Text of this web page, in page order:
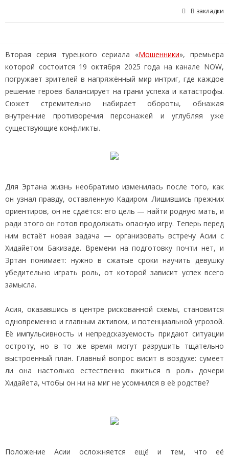
В закладки
Вторая серия турецкого сериала «Мошенники», премьера
которой состоится 19 октября 2025 года на канале NOW,
погружает зрителей в напряжённый мир интриг, где каждое
решение героев балансирует на грани успеха и катастрофы.
Сюжет стремительно набирает обороты, обнажая
внутренние противоречия персонажей и углубляя уже
существующие конфликты.
Для Эртана жизнь необратимо изменилась после того, как
он узнал правду, оставленную Кадиром. Лишившись прежних
ориентиров, он не сдаётся: его цель — найти родную мать, и
ради этого он готов продолжать опасную игру. Теперь перед
ним встаёт новая задача — организовать встречу Асии с
Хидайетом Бакизаде. Времени на подготовку почти нет, и
Эртан понимает: нужно в сжатые сроки научить девушку
убедительно играть роль, от которой зависит успех всего
замысла.
Асия, оказавшись в центре рискованной схемы, становится
одновременно и главным активом, и потенциальной угрозой.
Её импульсивность и непредсказуемость придают ситуации
остроту, но в то же время могут разрушить тщательно
выстроенный план. Главный вопрос висит в воздухе: сумеет
ли она настолько естественно вжиться в роль дочери
Хидайета, чтобы он ни на миг не усомнился в её родстве?
Положение Асии осложняется ещё и тем, что её